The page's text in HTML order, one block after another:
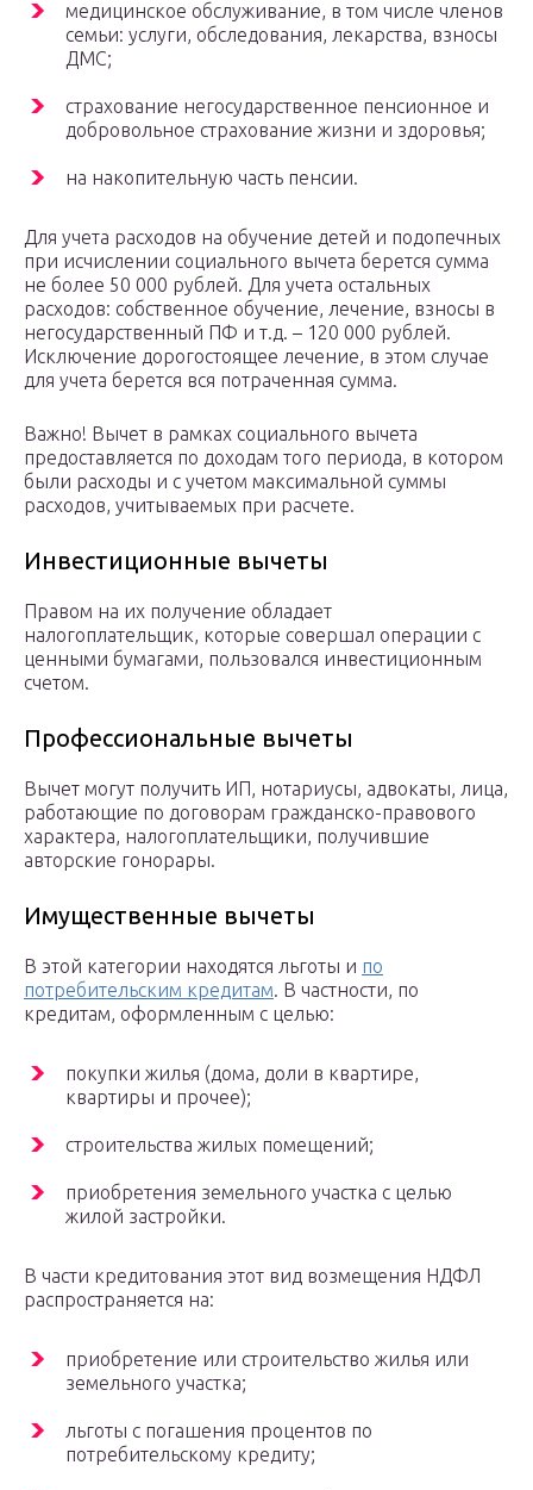
медицинское обслуживание, в том числе членов
семьи: услуги, обследования, лекарства, взносы
ДМС;
страхование негосударственное пенсионное и
добровольное страхование жизни и здоровья;
на накопительную часть пенсии.
Для учета расходов на обучение детей и подопечных
при исчислении социального вычета берется сумма
не более 50 000 рублей. Для учета остальных
расходов: собственное обучение, лечение, взносы в
негосударственный ПФ и т.д. – 120 000 рублей.
Исключение дорогостоящее лечение, в этом случае
для учета берется вся потраченная сумма.
Важно! Вычет в рамках социального вычета
предоставляется по доходам того периода, в котором
были расходы и с учетом максимальной суммы
расходов, учитываемых при расчете.
Инвестиционные вычеты
Правом на их получение обладает
налогоплательщик, которые совершал операции с
ценными бумагами, пользовался инвестиционным
счетом.
Профессиональные вычеты
Вычет могут получить ИП, нотариусы, адвокаты, лица,
работающие по договорам гражданско-правового
характера, налогоплательщики, получившие
авторские гонорары.
Имущественные вычеты
В этой категории находятся льготы и по
потребительским кредитам. В частности, по
кредитам, оформленным с целью:
покупки жилья (дома, доли в квартире,
квартиры и прочее);
строительства жилых помещений;
приобретения земельного участка с целью
жилой застройки.
В части кредитования этот вид возмещения НДФЛ
распространяется на:
приобретение или строительство жилья или
земельного участка;
льготы с погашения процентов по
потребительскому кредиту;